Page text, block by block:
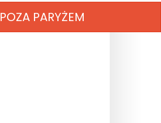
POZA PARYŻEM